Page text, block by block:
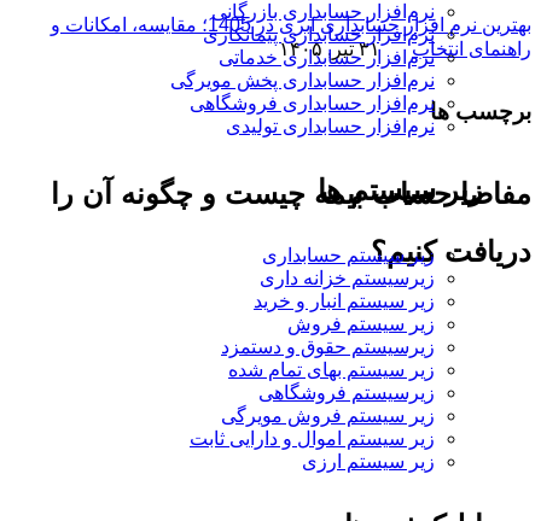
نرم‌افزار حسابداری بازرگانی
نرم‌افزار حسابداری پیمانکاری
نرم‌افزار حسابداری خدماتی
نرم‌افزار حسابداری پخش مویرگی
نرم‌افزار حسابداری فروشگاهی
نرم‌افزار حسابداری تولیدی
زیر سیستم ها
زیر سیستم حسابداری
زیرسیستم خزانه داری
زیر سیستم انبار و خرید
زیر سیستم فروش
زیرسیستم حقوق و دستمزد
زیر سیستم بهای تمام شده
زیرسیستم فروشگاهی
زیر سیستم فروش مویرگی
زیر سیستم اموال و دارایی ثابت
زیر سیستم ارزی
بهترین نرم افزار حسابداری ابری در 1405؛ مقایسه، امکانات و
راهنمای انتخاب
۳۱ تیر, ۱۴۰۵
برچسب ها
مفاصا حساب بیمه چیست و چگونه آن را
دریافت کنیم؟